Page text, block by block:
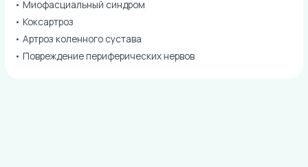
• Миофасциальный синдром
• Коксартроз
• Артроз коленного сустава
• Повреждение периферических нервов